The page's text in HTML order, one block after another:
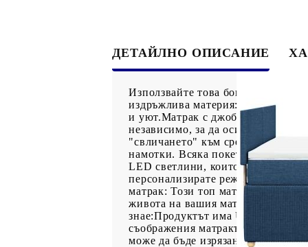
ДЕТАЙЛНО ОПИСАНИЕ
Използвайте това боксспринг
издръжлива материя:
и уют.Матрак с джоб пружини:
независимо, за да осигурят
"свличането" към средата на
намотки. Всяка покет пружина
LED светлини, които могат лесно
персонализирате режимите,
матрак: Този топ матрак
живота на вашия матрак.
знае:Продуктът има USB
съображения матракът не може
може да бъде изрязана и само